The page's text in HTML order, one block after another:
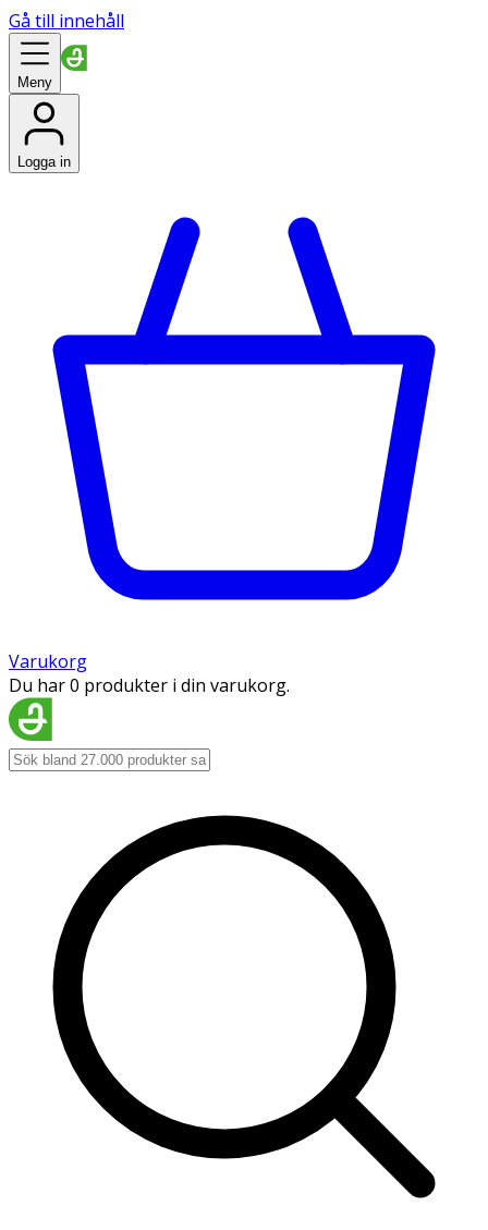
Gå till innehåll
Meny
Logga in
Varukorg
Du har 0 produkter i din varukorg.